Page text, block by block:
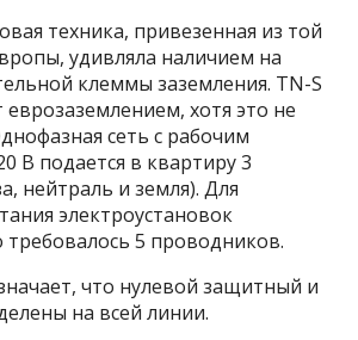
техника, привезенная из той
удивляла наличием на
клеммы заземления. TN-S
хотя это не
сеть с рабочим
В подается в квартиру 3
нейтраль и земля). Для
электроустановок
требовалось 5 проводников.
что нулевой защитный и
на всей линии.